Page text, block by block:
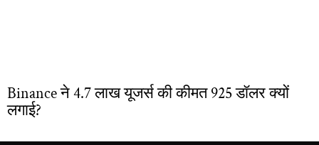
Binance ने 4.7 लाख यूजर्स की कीमत 925 डॉलर क्यों
लगाई?